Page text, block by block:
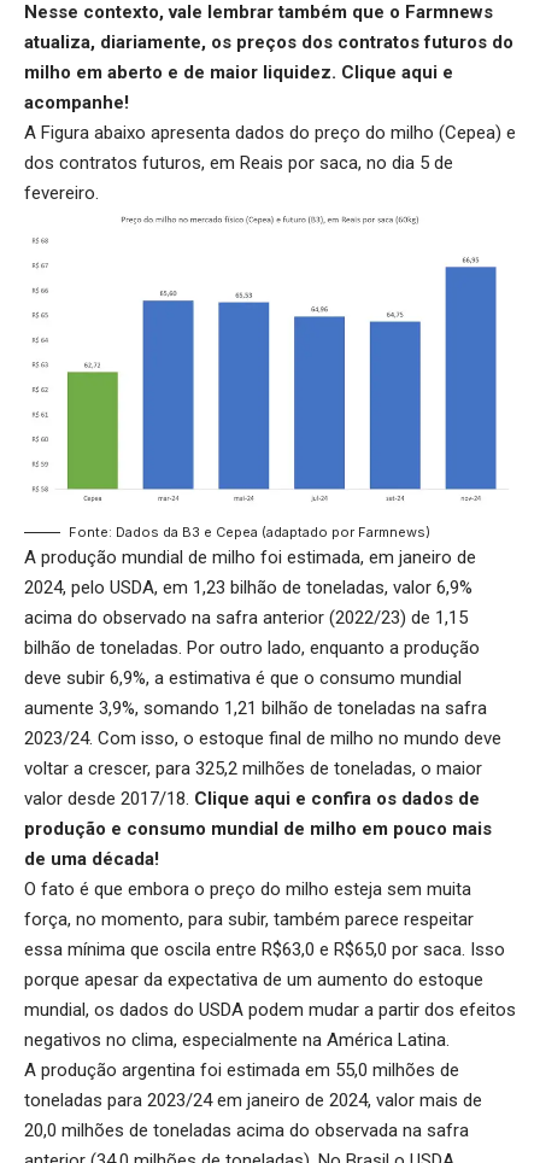
Nesse contexto, vale lembrar também que o Farmnews
atualiza, diariamente, os preços dos contratos futuros do
milho em aberto e de maior liquidez. Clique aqui e
acompanhe!
A Figura abaixo apresenta dados do preço do milho (Cepea) e
dos contratos futuros, em Reais por saca, no dia 5 de
fevereiro.
Fonte: Dados da B3 e Cepea (adaptado por Farmnews)
A produção mundial de milho foi estimada, em janeiro de
2024, pelo USDA, em 1,23 bilhão de toneladas, valor 6,9%
acima do observado na safra anterior (2022/23) de 1,15
bilhão de toneladas. Por outro lado, enquanto a produção
deve subir 6,9%, a estimativa é que o consumo mundial
aumente 3,9%, somando 1,21 bilhão de toneladas na safra
2023/24. Com isso, o estoque final de milho no mundo deve
voltar a crescer, para 325,2 milhões de toneladas, o maior
valor desde 2017/18. Clique aqui e confira os dados de
produção e consumo mundial de milho em pouco mais
de uma década!
O fato é que embora o preço do milho esteja sem muita
força, no momento, para subir, também parece respeitar
essa mínima que oscila entre R$63,0 e R$65,0 por saca. Isso
porque apesar da expectativa de um aumento do estoque
mundial, os dados do USDA podem mudar a partir dos efeitos
negativos no clima, especialmente na América Latina.
A produção argentina foi estimada em 55,0 milhões de
toneladas para 2023/24 em janeiro de 2024, valor mais de
20,0 milhões de toneladas acima do observada na safra